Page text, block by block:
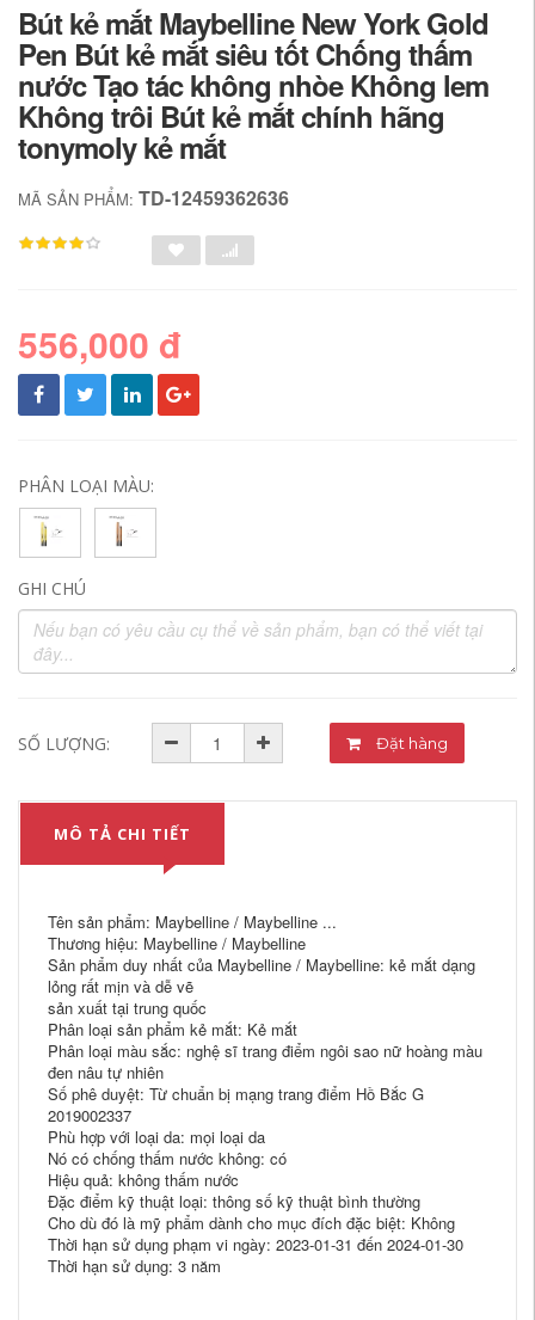
Bút kẻ mắt Maybelline New York Gold
Pen Bút kẻ mắt siêu tốt Chống thấm
nước Tạo tác không nhòe Không lem
Không trôi Bút kẻ mắt chính hãng
tonymoly kẻ mắt
MÃ SẢN PHẨM: TD-12459362636
556,000 đ
PHÂN LOẠI MÀU:
GHI CHÚ
SỐ LƯỢNG: Đặt hàng
MÔ TẢ CHI TIẾT
Tên sản phẩm: Maybelline / Maybelline ...
Thương hiệu: Maybelline / Maybelline
Sản phẩm duy nhất của Maybelline / Maybelline: kẻ mắt dạng
lỏng rất mịn và dễ vẽ
sản xuất tại trung quốc
Phân loại sản phẩm kẻ mắt: Kẻ mắt
Phân loại màu sắc: nghệ sĩ trang điểm ngôi sao nữ hoàng màu
đen nâu tự nhiên
Số phê duyệt: Từ chuẩn bị mạng trang điểm Hồ Bắc G
2019002337
Phù hợp với loại da: mọi loại da
Nó có chống thấm nước không: có
Hiệu quả: không thấm nước
Đặc điểm kỹ thuật loại: thông số kỹ thuật bình thường
Cho dù đó là mỹ phẩm dành cho mục đích đặc biệt: Không
Thời hạn sử dụng phạm vi ngày: 2023-01-31 đến 2024-01-30
Thời hạn sử dụng: 3 năm